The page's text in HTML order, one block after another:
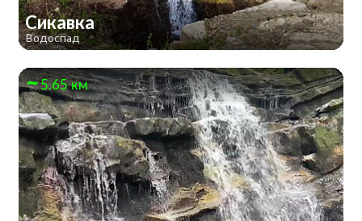
Сикавка
Водоспад
5.65 км